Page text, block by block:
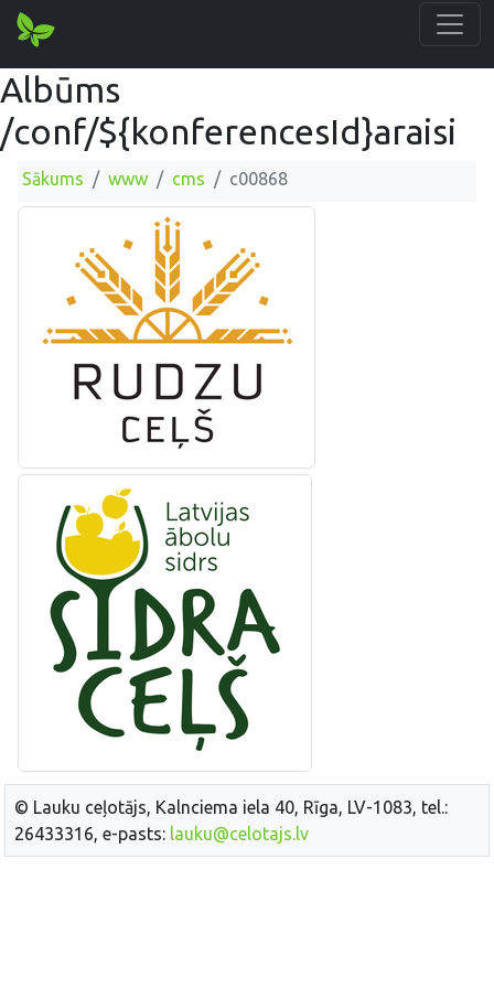
Albūms
/conf/${konferencesId}araisi
Sākums www cms c00868
© Lauku ceļotājs, Kalnciema iela 40, Rīga, LV-1083, tel.:
26433316, e-pasts: lauku@celotajs.lv